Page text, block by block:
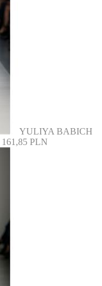
YULIYA BABICH
161,85 PLN